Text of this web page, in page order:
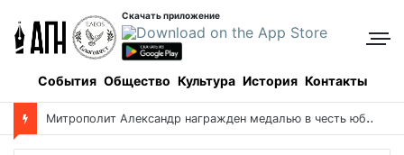
Скачать приложение
События Общество Культура История Контакты
Ф
орум православной молодежи прошел в Алматинской области